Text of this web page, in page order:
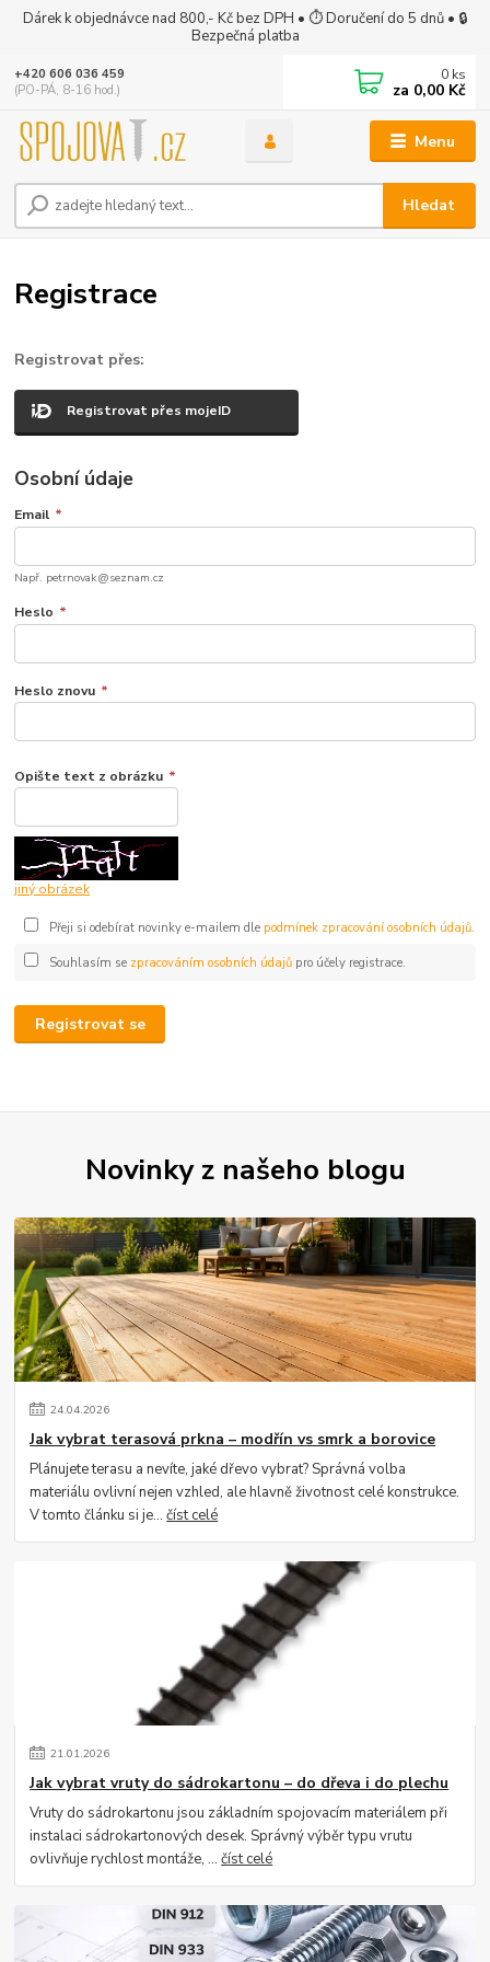
Dárek k objednávce nad 800,- Kč bez DPH • ⏱ Doručení do 5 dnů • 🔒
Bezpečná platba
Menu
Hledat
+420 606 036 459
(PO-PÁ, 8-16 hod.)
0 ks
za 0,00 Kč
Registrace
Registrovat přes:
Registrovat přes mojeID
Osobní údaje
Email *
Např. petrnovak@seznam.cz
Heslo *
Heslo znovu *
Opište text z obrázku *
jiný obrázek
Přeji si odebírat novinky e-mailem dle podmínek zpracování osobních údajů.
Souhlasím se zpracováním osobních údajůpro účely registrace.
Registrovat se
Novinky z našeho blogu
24.04.2026
Jak vybrat terasová prkna – modřín vs smrk a borovice
Plánujete terasu a nevíte, jaké dřevo vybrat? Správná volba
materiálu ovlivní nejen vzhled, ale hlavně životnost celé konstrukce.
V tomto článku si je...číst celé
21.01.2026
Jak vybrat vruty do sádrokartonu – do dřeva i do plechu
Vruty do sádrokartonu jsou základním spojovacím materiálem při
instalaci sádrokartonových desek. Správný výběr typu vrutu
ovlivňuje rychlost montáže, ...číst celé